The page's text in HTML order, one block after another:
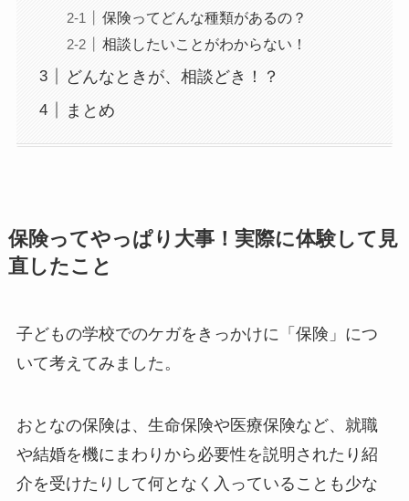
保険ってどんな種類があるの？
相談したいことがわからない！
どんなときが、相談どき！？
まとめ
保険ってやっぱり大事！実際に体験して見
直したこと
子どもの学校でのケガをきっかけに「保険」につ
いて考えてみました。
おとなの保険は、生命保険や医療保険など、就職
や結婚を機にまわりから必要性を説明されたり紹
介を受けたりして何となく入っていることも少な